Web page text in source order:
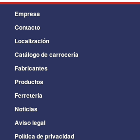
Empresa
Contacto
Localización
Catálogo de carrocería
Fabricantes
Productos
Ferretería
Noticias
Aviso legal
Política de privacidad